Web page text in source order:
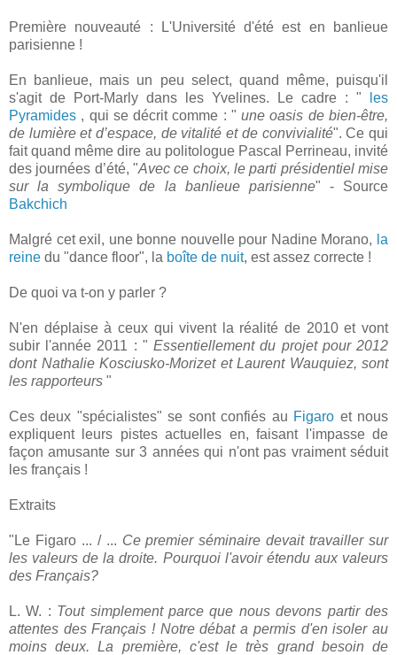
Première nouveauté : L'Université d'été est en banlieue
parisienne !
En banlieue, mais un peu select, quand même, puisqu'il
s'agit de Port-Marly dans les Yvelines. Le cadre : "
les
Pyramides , qui se décrit comme : " une oasis de bien-être,
de lumière et d’espace, de vitalité et de convivialité". Ce qui
fait quand même dire au politologue Pascal Perrineau, invité
des journées d’été, "Avec ce choix, le parti présidentiel mise
sur la symbolique de la banlieue parisienne" - Source
Bakchich
Malgré cet exil, une bonne nouvelle pour Nadine Morano, la
reine du "dance floor", la boîte de nuit, est assez correcte !
De quoi va t-on y parler ?
N'en déplaise à ceux qui vivent la réalité de 2010 et vont
subir l'année 2011 : "Essentiellement du projet pour 2012
dont Nathalie Kosciusko-Morizet et Laurent Wauquiez, sont
les rapporteurs "
Ces deux "spécialistes" se sont confiés au Figaro et nous
expliquent leurs pistes actuelles en, faisant l'impasse de
façon amusante sur 3 années qui n'ont pas vraiment séduit
les français !
Extraits
"Le Figaro ... / ... Ce premier séminaire devait travailler sur
les valeurs de la droite. Pourquoi l'avoir étendu aux valeurs
des Français?
L. W. : Tout simplement parce que nous devons partir des
attentes des Français ! Notre débat a permis d'en isoler au
moins deux. La première, c'est le très grand besoin de